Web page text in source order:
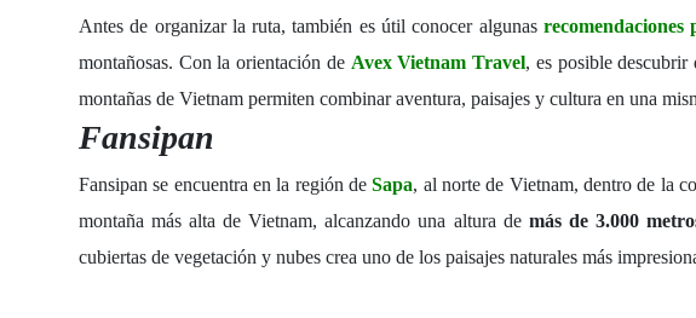
Antes de organizar la ruta, también es útil conocer algunas
montañosas. Con la orientación de Avex Vietnam Travel, es posible descubrir
montañas de Vietnam permiten combinar aventura, paisajes y cultura en una
Fansipan
Fansipan se encuentra en la región deSapa, al norte de Vietnam, dentro de la
montaña más alta de Vietnam, alcanzando una altura de más de 3.000
cubiertas de vegetación y nubes crea uno de los paisajes naturales más